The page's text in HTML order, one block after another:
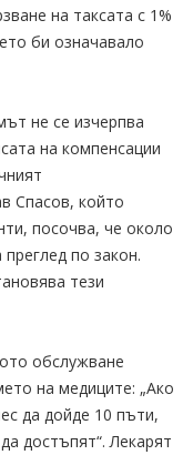
на таксата с 1%
би означавало
не се изчерпва
на компенсации
Спасов, който
посочва, че около
по закон.
тези
обслужване
на медиците: „Ако
да дойде 10 пъти,
достъпят“. Лекарят